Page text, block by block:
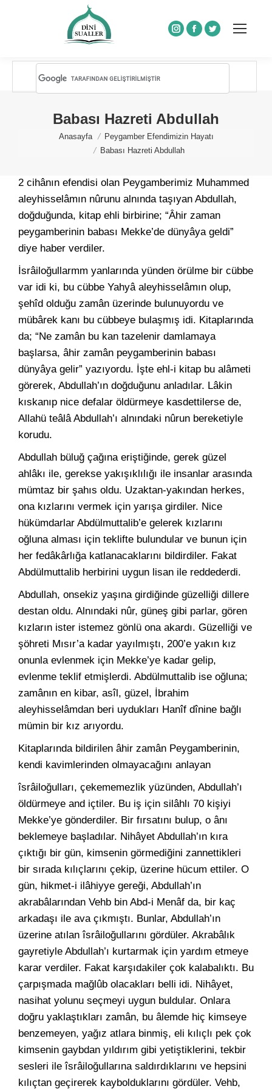
Instagram
Facebook
Twitter
Babası Hazreti Abdullah
You are here:
Anasayfa
Peygamber Efendimizin Hayatı
Babası Hazreti Abdullah
2 cihânın efendisi olan Peygamberimiz Muhammed
aleyhisselâmın nûrunu alnında taşıyan Abdullah,
doğduğunda, kitap ehli birbirine; “Âhir zaman
peygamberinin babası Mekke’de dünyâya geldi”
diye haber verdiler.
İsrâiloğullarmm yanlarında yünden örülme bir cübbe
var idi ki, bu cübbe Yahyâ aleyhisselâmın olup,
şehîd olduğu zamân üzerinde bulunuyordu ve
mübârek kanı bu cübbeye bulaşmış idi. Kitaplarında
da; “Ne zamân bu kan tazelenir damlamaya
başlarsa, âhir zamân peygamberinin babası
dünyâya gelir” yazıyordu. İşte ehl-i kitap bu alâmeti
görerek, Abdullah’ın doğduğunu anladılar. Lâkin
kıskanıp nice defalar öldürmeye kasdettilerse de,
Allahü teâlâ Abdullah’ı alnındaki nûrun bereketiyle
korudu.
Abdullah büluğ çağına eriştiğinde, gerek güzel
ahlâkı ile, gerekse yakışıklılığı ile insanlar arasında
mümtaz bir şahıs oldu. Uzaktan-yakından herkes,
ona kızlarını vermek için yarışa girdiler. Nice
hükümdarlar Abdülmuttalib’e gelerek kızlarını
oğluna alması için teklifte bulundular ve bunun için
her fedâkârlığa katlanacaklarını bildirdiler. Fakat
Abdülmuttalib herbirini uygun lisan ile reddederdi.
Abdullah, onsekiz yaşına girdiğinde güzelliği dillere
destan oldu. Alnındaki nûr, güneş gibi parlar, gören
kızların ister istemez gönlü ona akardı. Güzelliği ve
şöhreti Mısır’a kadar yayılmıştı, 200’e yakın kız
onunla evlenmek için Mekke’ye kadar gelip,
evlenme teklif etmişlerdi. Abdülmuttalib ise oğluna;
zamânın en kibar, asîl, güzel, İbrahim
aleyhisselâmdan beri uydukları Hanîf dînine bağlı
mümin bir kız arıyordu.
Kitaplarında bildirilen âhir zamân Peygamberinin,
kendi kavimlerinden olmayacağını anlayan
îsrâiloğulları, çekememezlik yüzünden, Abdullah’ı
öldürmeye and içtiler. Bu iş için silâhlı 70 kişiyi
Mekke’ye gönderdiler. Bir fırsatını bulup, o ânı
beklemeye başladılar. Nihâyet Abdullah’ın kıra
çıktığı bir gün, kimsenin görmediğini zannettikleri
bir sırada kılıçlarını çekip, üzerine hücum ettiler. O
gün, hikmet-i ilâhiyye gereği, Abdullah’ın
akrabâlarından Vehb bin Abd-i Menâf da, bir kaç
arkadaşı ile ava çıkmıştı. Bunlar, Abdullah’ın
üzerine atılan îsrâiloğullarını gördüler. Akrabâlık
gayretiyle Abdullah’ı kurtarmak için yardım etmeye
karar verdiler. Fakat karşıdakiler çok kalabalıktı. Bu
çarpışmada mağlûb olacakları belli idi. Nihâyet,
nasihat yolunu seçmeyi uygun buldular. Onlara
doğru yaklaştıkları zamân, bu âlemde hiç kimseye
benzemeyen, yağız atlara binmiş, eli kılıçlı pek çok
kimsenin gaybdan yıldırım gibi yetiştiklerini, tekbir
sesleri ile îsrâiloğullarına saldırdıklarını ve hepsini
kılıçtan geçirerek kaybolduklarını gördüler. Vehb,